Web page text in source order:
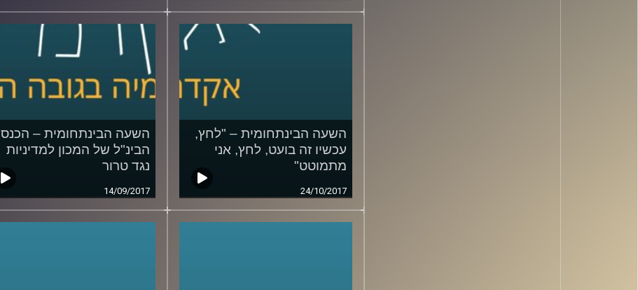
השעה הבינתחומית – "לחץ,
עכשיו זה בועט, לחץ, אני
מתמוטט"
24/10/2017
השעה הבינתחומית – הכנס
הבינ"ל של המכון למדיניות
נגד טרור
14/09/2017